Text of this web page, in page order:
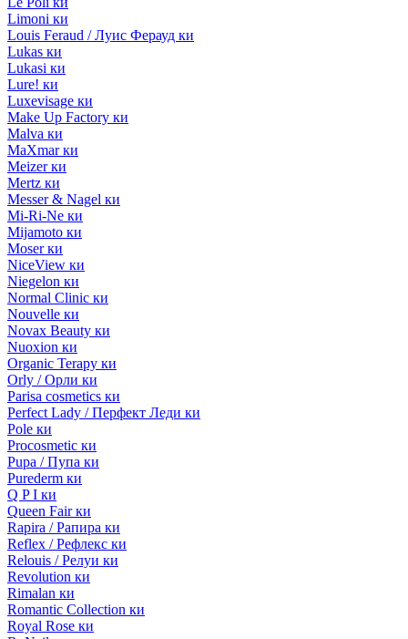
Limoni ки
Louis Feraud / Луис Ферауд ки
Lukas ки
Lukasi ки
Lure! ки
Luxevisage ки
Make Up Factory ки
Malva ки
MaXmar ки
Meizer ки
Mertz ки
Messer & Nagel ки
Mi-Ri-Ne ки
Mijamoto ки
Moser ки
NiceView ки
Niegelon ки
Normal Clinic ки
Nouvelle ки
Novax Beauty ки
Nuoxion ки
Organic Terapy ки
Orly / Орли ки
Parisa cosmetics ки
Perfect Lady / Перфект Леди ки
Pole ки
Procosmetic ки
Pupa / Пупа ки
Purederm ки
Q P I ки
Queen Fair ки
Rapira / Рапира ки
Reflex / Рефлекс ки
Relouis / Релуи ки
Revolution ки
Rimalan ки
Romantic Collection ки
Royal Rose ки